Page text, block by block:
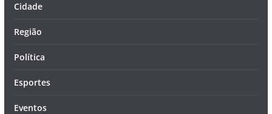
Cidade
Região
Política
Esportes
Eventos